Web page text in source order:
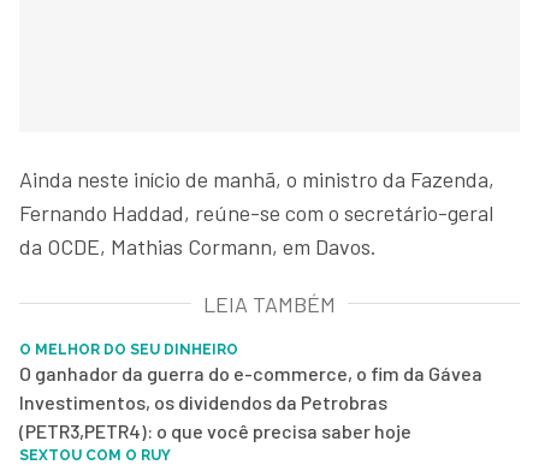
Ainda neste início de manhã, o ministro da Fazenda,
Fernando Haddad, reúne-se com o secretário-geral
da OCDE, Mathias Cormann, em Davos.
LEIA TAMBÉM
O MELHOR DO SEU DINHEIRO
O ganhador da guerra do e-commerce, o fim da Gávea
Investimentos, os dividendos da Petrobras
(PETR3,PETR4): o que você precisa saber hoje
SEXTOU COM O RUY